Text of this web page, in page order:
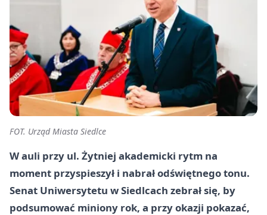
FOT. Urząd Miasta Siedlce
W auli przy ul. Żytniej akademicki rytm na
moment przyspieszył i nabrał odświętnego tonu.
Senat Uniwersytetu w Siedlcach zebrał się, by
podsumować miniony rok, a przy okazji pokazać,